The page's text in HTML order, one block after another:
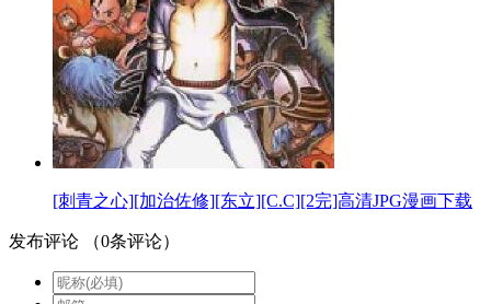
[刺青之心][加治佐修][东立][C.C][2完]高清JPG漫画下载
发布评论 （0条评论）